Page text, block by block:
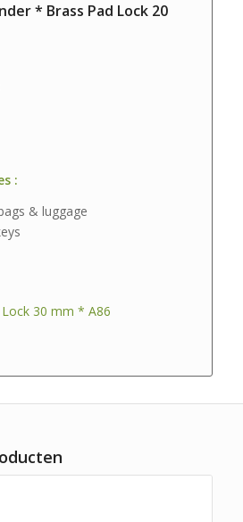
* Brass Pad Lock 20
:
& luggage
30 mm * A86